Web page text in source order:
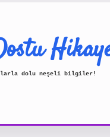
dolu neşeli bilgiler!